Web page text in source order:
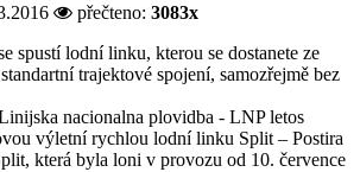
přečteno: 3083x
spustí lodní linku, kterou se dostanete ze
trajektové spojení, samozřejmě bez
nacionalna plovidba - LNP letos
výletní rychlou lodní linku Split – Postira
která byla loni v provozu od 10. července